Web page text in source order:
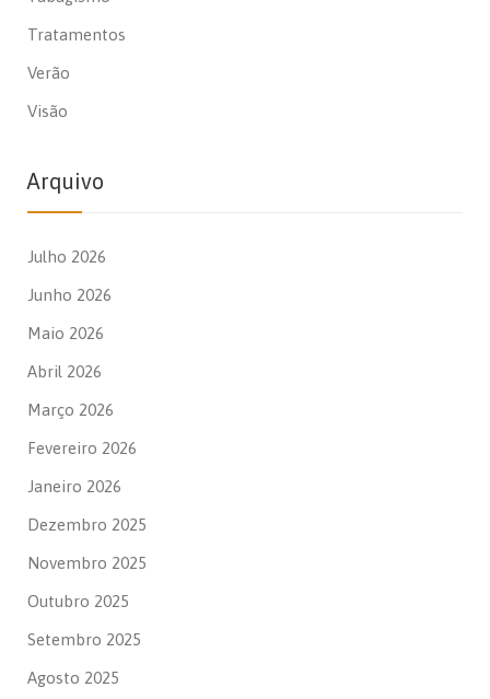
Tratamentos
Verão
Visão
Arquivo
Julho 2026
Junho 2026
Maio 2026
Abril 2026
Março 2026
Fevereiro 2026
Janeiro 2026
Dezembro 2025
Novembro 2025
Outubro 2025
Setembro 2025
Agosto 2025